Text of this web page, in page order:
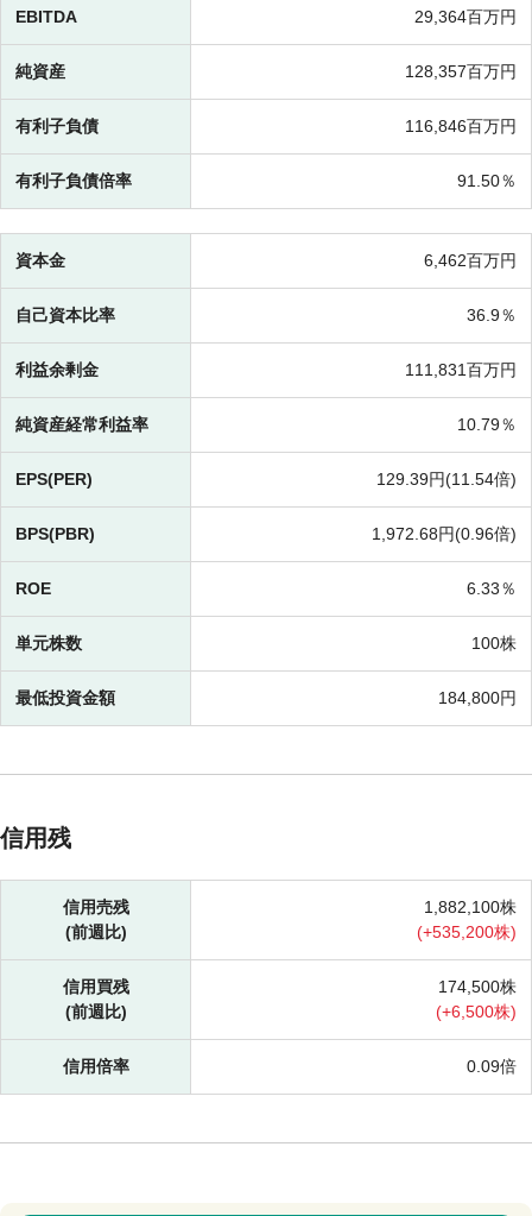
EBITDA 29,364百万円
純資産 128,357百万円
有利子負債 116,846百万円
有利子負債倍率 91.50％
資本金 6,462百万円
自己資本比率 36.9％
利益余剰金 111,831百万円
純資産経常利益率 10.79％
EPS(PER) 129.39円(11.54倍)
BPS(PBR) 1,972.68円(0.96倍)
ROE 6.33％
単元株数 100株
最低投資金額 184,800円
信用残
信用売残
(前週比)
1,882,100株
(+535,200株)
信用買残
(前週比)
174,500株
(+6,500株)
信用倍率 0.09倍